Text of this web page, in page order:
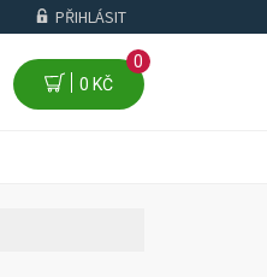
PŘIHLÁSIT
0 KČ
0